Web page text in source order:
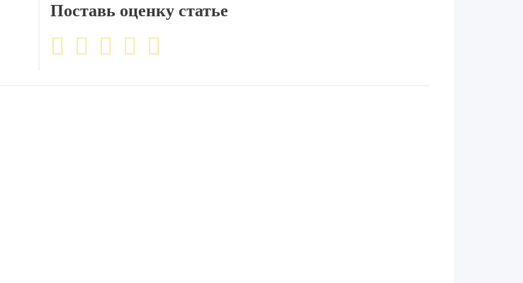
Поставь оценку статье